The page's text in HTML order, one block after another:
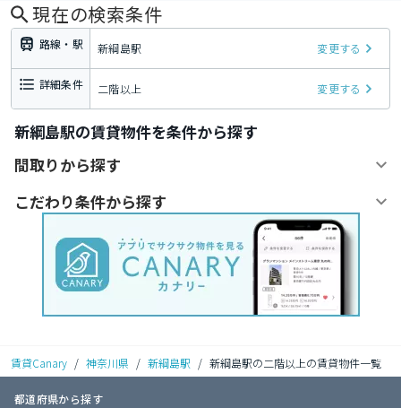
現在の検索条件
路線・駅 新綱島駅 変更する
詳細条件 二階以上 変更する
新綱島駅の賃貸物件を条件から探す
間取りから探す
こだわり条件から探す
賃貸Canary / 神奈川県 / 新綱島駅 / 新綱島駅の二階以上の賃貸物件一覧
都道府県から探す